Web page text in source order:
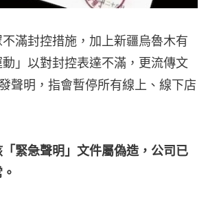
滿封控措施，加上新疆烏魯木有
」以對封控表達不滿，更流傳文
聲明，指會暫停所有線上、線下店
緊急聲明」文件屬偽造，公司已